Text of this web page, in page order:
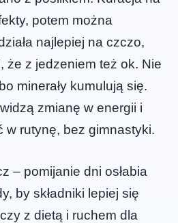
potem można
najlepiej na czczo,
że z jedzeniem też ok. Nie
minerały kumulują się.
zmianę w energii i
w rutynę, bez gimnastyki.
– pomijanie dni osłabia
by składniki lepiej się
z dietą i ruchem dla